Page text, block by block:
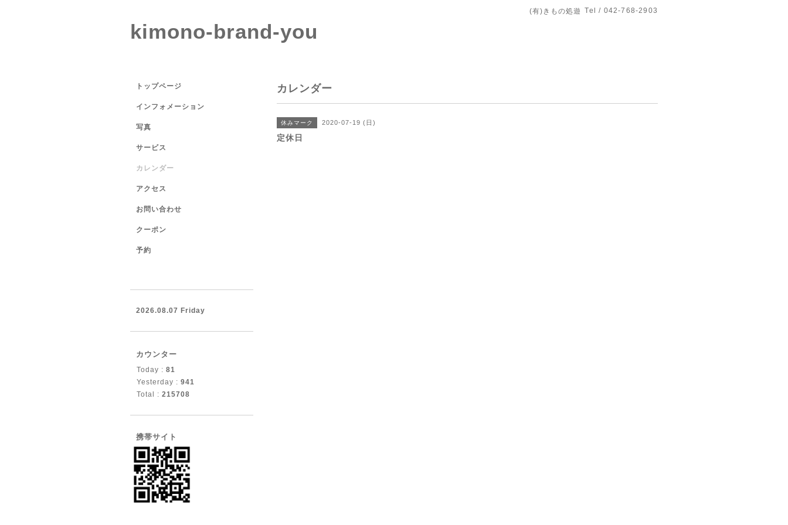
(有)きもの処遊 Tel / 042-768-2903
kimono-brand-you
カレンダー
休みマーク 2020-07-19 (日)
定休日
トップページ
インフォメーション
写真
サービス
カレンダー
アクセス
お問い合わせ
クーポン
予約
2026.08.07 Friday
カウンター
Today : 81
Yesterday : 941
Total : 215708
携帯サイト